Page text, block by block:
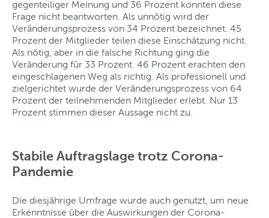
gegenteiliger Meinung und 36 Prozent konnten diese
Frage nicht beantworten. Als unnötig wird der
Veränderungsprozess von 34 Prozent bezeichnet. 45
Prozent der Mitglieder teilen diese Einschätzung nicht.
Als nötig, aber in die falsche Richtung ging die
Veränderung für 33 Prozent. 46 Prozent erachten den
eingeschlagenen Weg als richtig. Als professionell und
zielgerichtet wurde der Veränderungsprozess von 64
Prozent der teilnehmenden Mitglieder erlebt. Nur 13
Prozent stimmen dieser Aussage nicht zu.
Stabile Auftragslage trotz Corona-
Pandemie
Die diesjährige Umfrage wurde auch genutzt, um neue
Erkenntnisse über die Auswirkungen der Corona-